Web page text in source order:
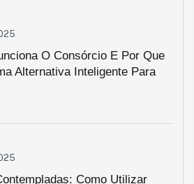
O Consórcio E Por Que
Alternativa Inteligente Para
Como Utilizar